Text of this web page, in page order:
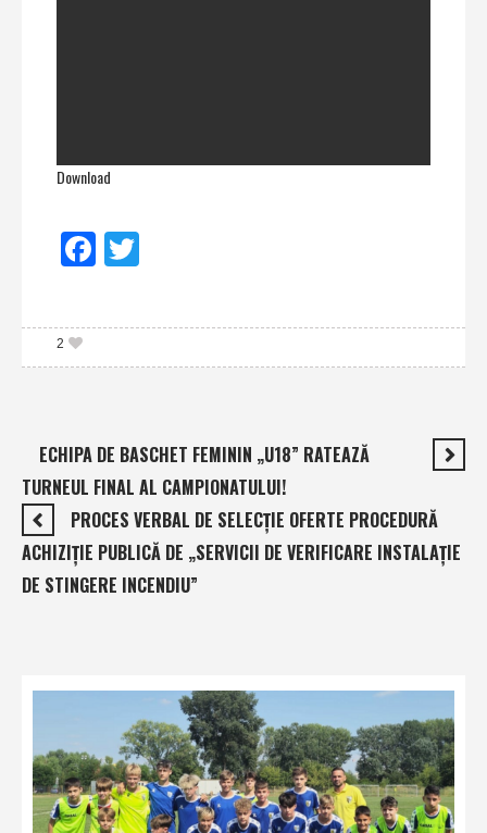
Download
Facebook
2
ECHIPA DE BASCHET FEMININ „U18” RATEAZĂ
TURNEUL FINAL AL CAMPIONATULUI!
PROCES VERBAL DE SELECŢIE OFERTE PROCEDURĂ
ACHIZIŢIE PUBLICĂ DE „SERVICII DE VERIFICARE INSTALAŢIE
DE STINGERE INCENDIU”